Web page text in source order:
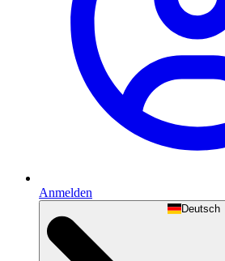
Anmelden
Deutsch